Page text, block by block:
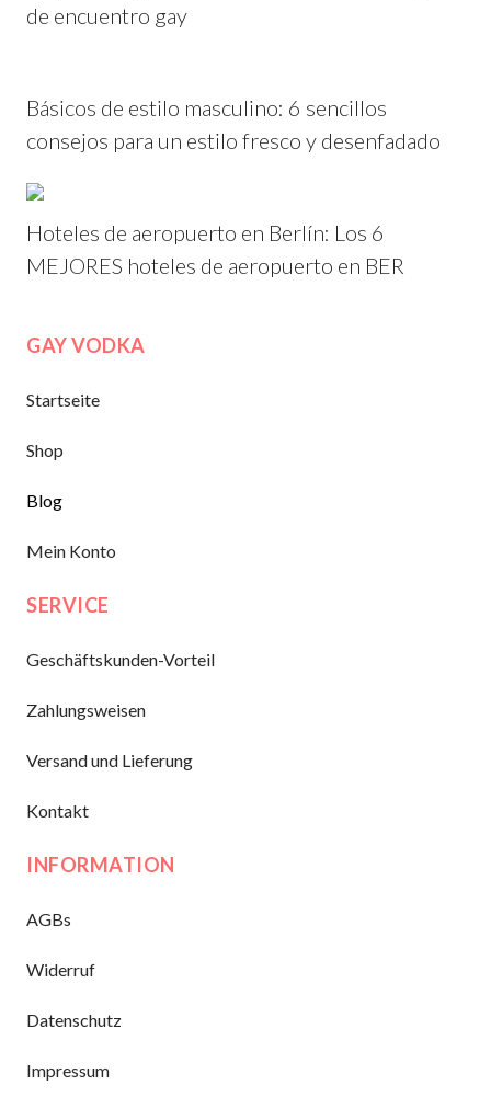
de encuentro gay
Básicos de estilo masculino: 6 sencillos
consejos para un estilo fresco y desenfadado
Hoteles de aeropuerto en Berlín: Los 6
MEJORES hoteles de aeropuerto en BER
GAY VODKA
Startseite
Shop
Blog
Mein Konto
SERVICE
Geschäftskunden-Vorteil
Zahlungsweisen
Versand und Lieferung
Kontakt
INFORMATION
AGBs
Widerruf
Datenschutz
Impressum